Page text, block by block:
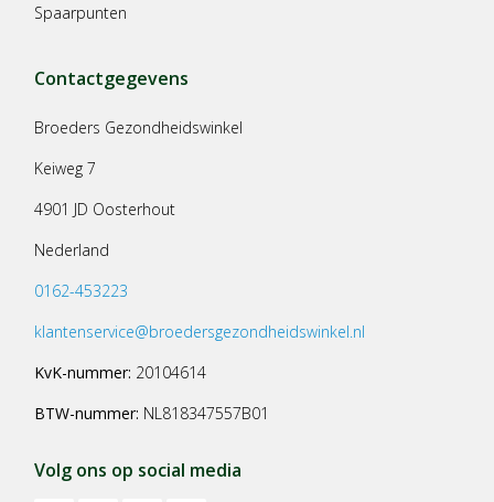
Spaarpunten
Contactgegevens
Broeders Gezondheidswinkel
Keiweg 7
4901 JD Oosterhout
Nederland
0162-453223
klantenservice@broedersgezondheidswinkel.nl
KvK-nummer: 20104614
BTW-nummer: NL818347557B01
Volg ons op social media